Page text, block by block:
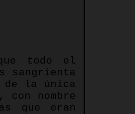
todo el
sangrienta
de la única
nombre
que eran